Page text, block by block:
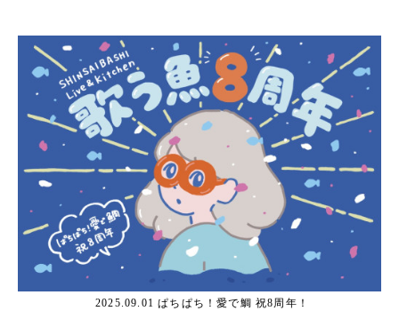
2025.09.01 ぱちぱち！愛で鯛 祝8周年！